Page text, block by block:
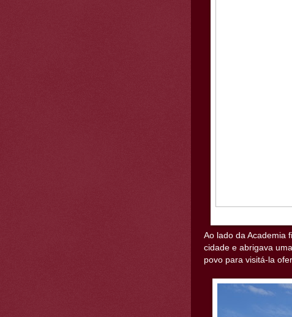
Ao lado da Academia
cidade e abrigava
povo para visitá-la